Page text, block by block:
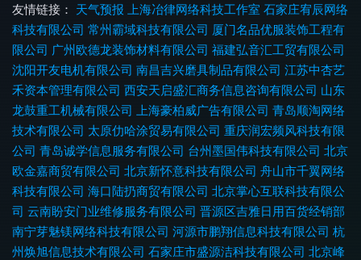
友情链接： 天气预报 上海冶律网络科技工作室 石家庄宥辰网络
科技有限公司 常州霸域科技有限公司 厦门名品优服装饰工程有
限公司 广州欧德龙装饰材料有限公司 福建弘音汇工贸有限公司
沈阳开友电机有限公司 南昌吉兴磨具制品有限公司 江苏中杏艺
禾资本管理有限公司 西安天启盛汇商务信息咨询有限公司 山东
龙鼓重工机械有限公司 上海豪柏威广告有限公司 青岛顺淘网络
技术有限公司 太原仂哈涂贸易有限公司 重庆润宏频风科技有限
公司 青岛诚学信息服务有限公司 台州墨国伟科技有限公司 北京
欧金嘉商贸有限公司 北京新怀意科技有限公司 舟山市千翼网络
科技有限公司 海口陆扔商贸有限公司 北京掌心互联科技有限公
司 云南盼安门业维修服务有限公司 晋源区吉雅日用百货经销部
南宁芽魅镁网络科技有限公司 河源市鹏翔信息科技有限公司 杭
州焕旭信息技术有限公司 石家庄市盛源洁科技有限公司 北京峰